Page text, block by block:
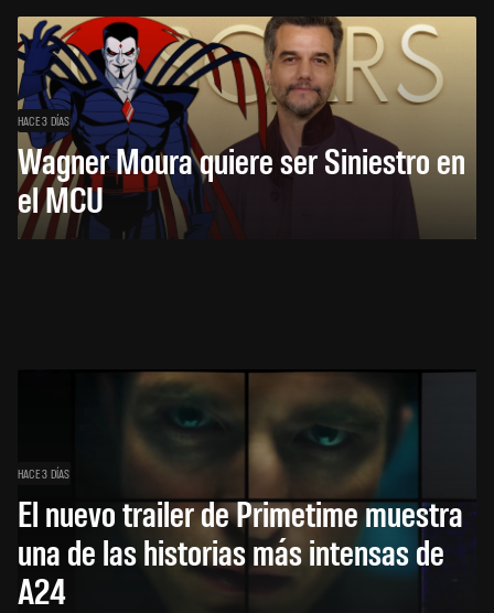
HACE 3 DÍAS
Wagner Moura quiere ser Siniestro en
el MCU
HACE 3 DÍAS
El nuevo trailer de Primetime muestra
una de las historias más intensas de
A24